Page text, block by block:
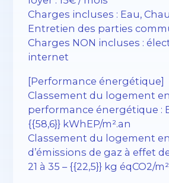
Charges incluses : Eau,
Entretien des parties
Charges NON incluses :
internet
[Performance énergétique]
Classement du logement
performance énergétique : B
{{58,6}} kWhEP/m².an
Classement du logement
d’émissions de gaz à effet
21 à 35 – {{22,5}} kg éqCO2/